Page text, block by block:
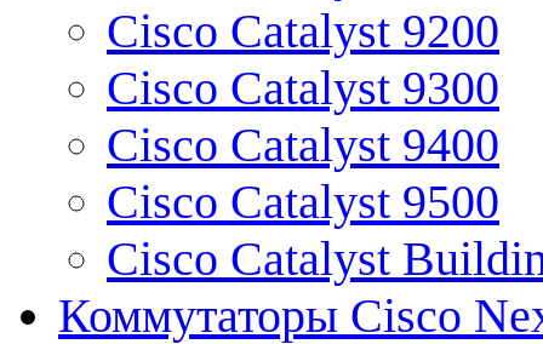
Cisco Catalyst 9200
Cisco Catalyst 9300
Cisco Catalyst 9400
Cisco Catalyst 9500
Cisco Catalyst
Коммутаторы Cisco